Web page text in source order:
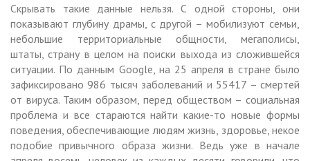
Скрывать такие данные нельзя. С одной стороны, они
показывают глубину драмы, с другой – мобилизуют семьи,
небольшие территориальные общности, мегаполисы,
штаты, страну в целом на поиски выхода из сложившейся
ситуации. По данным Google, на 25 апреля в стране было
зафиксировано 986 тысяч заболеваний и 55417 – смертей
от вируса. Таким образом, перед обществом – социальная
проблема и все стараются найти какие-то новые формы
поведения, обеспечивающие людям жизнь, здоровье, некое
подобие привычного образа жизни. Ведь уже в начале